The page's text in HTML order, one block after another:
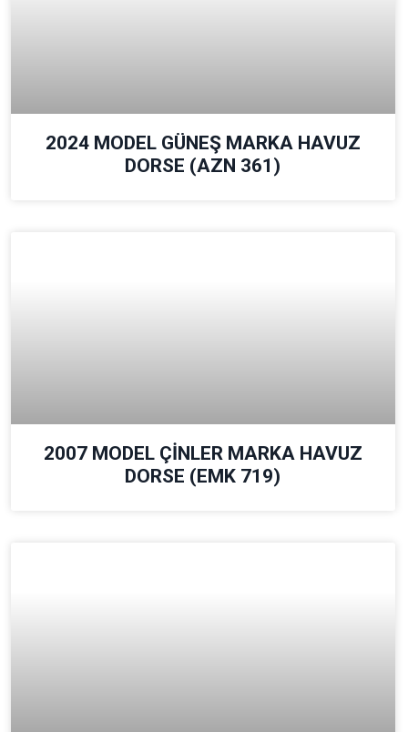
2024 MODEL GÜNEŞ MARKA HAVUZ
DORSE (AZN 361)
2007 MODEL ÇİNLER MARKA HAVUZ
DORSE (EMK 719)